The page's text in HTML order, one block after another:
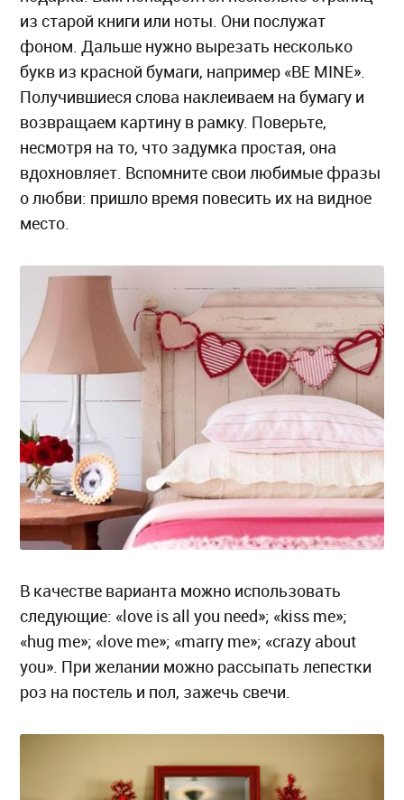
из старой книги или ноты. Они послужат
фоном. Дальше нужно вырезать несколько
букв из красной бумаги, например «BE MINE».
Получившиеся слова наклеиваем на бумагу и
возвращаем картину в рамку. Поверьте,
несмотря на то, что задумка простая, она
вдохновляет. Вспомните свои любимые фразы
о любви: пришло время повесить их на видное
место.
В качестве варианта можно использовать
следующие: «love is all you need»; «kiss me»;
«hug me»; «love me»; «marry me»; «crazy about
you». При желании можно рассыпать лепестки
роз на постель и пол, зажечь свечи.